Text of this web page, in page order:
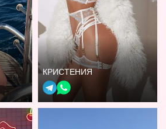
КРИСТЕНИЯ